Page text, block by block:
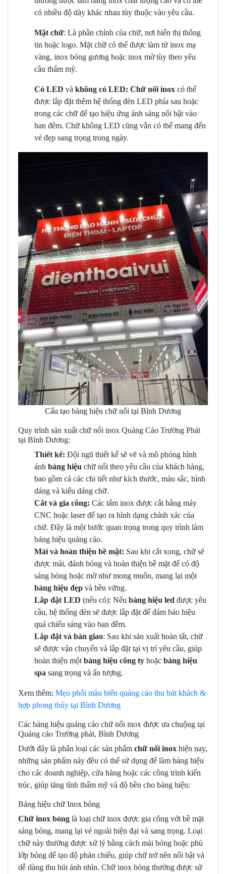
có nhiều độ dày khác nhau tùy thuộc vào yêu cầu.
Mặt chữ: Là phần chính của chữ, nơi hiển thị thông
tin hoặc logo. Mặt chữ có thể được làm từ inox mạ
vàng, inox bóng gương hoặc inox mờ tùy theo yêu
cầu thẩm mỹ.
Có LED và không có LED: Chữ nổi inox có thể
được lắp đặt thêm hệ thống đèn LED phía sau hoặc
trong các chữ để tạo hiệu ứng ánh sáng nổi bật vào
ban đêm. Chữ không LED cũng vẫn có thể mang đến
vẻ đẹp sang trọng trong ngày.
Cấu tạo bảng hiệu chữ nổi tại Bình Dương
Quy trình sản xuất chữ nổi inox Quảng Cáo Trường Phát
tại Bình Dương:
Thiết kế: Đội ngũ thiết kế sẽ vẽ và mô phỏng hình
ảnh bảng hiệu chữ nổi theo yêu cầu của khách hàng,
bao gồm cả các chi tiết như kích thước, màu sắc, hình
dáng và kiểu dáng chữ.
Cắt và gia công: Các tấm inox được cắt bằng máy
CNC hoặc laser để tạo ra hình dạng chính xác của
chữ. Đây là một bước quan trọng trong quy trình làm
bảng hiệu quảng cáo.
Mài và hoàn thiện bề mặt: Sau khi cắt xong, chữ sẽ
được mài, đánh bóng và hoàn thiện bề mặt để có độ
sáng bóng hoặc mờ như mong muốn, mang lại một
bảng hiệu đẹp và bền vững.
Lắp đặt LED (nếu có): Nếu bảng hiệu led được yêu
cầu, hệ thống đèn sẽ được lắp đặt để đảm bảo hiệu
quả chiếu sáng vào ban đêm.
Lắp đặt và bàn giao: Sau khi sản xuất hoàn tất, chữ
sẽ được vận chuyển và lắp đặt tại vị trí yêu cầu, giúp
hoàn thiện một bảng hiệu công ty hoặc bảng hiệu
spa sang trọng và ấn tượng.
Xem thêm: Mẹo phối màu biển quảng cáo thu hút khách &
hợp phong thủy tại Bình Dương
Các bảng hiệu quảng cáo chữ nổi inox được ưa chuộng tại
Quảng cáo Trường phát, Bình Dương
Dưới đây là phân loại các sản phẩm chữ nổi inox hiện nay,
những sản phẩm này đều có thể sử dụng để làm bảng hiệu
cho các doanh nghiệp, cửa hàng hoặc các công trình kiến
trúc, giúp tăng tính thẩm mỹ và độ bền cho bảng hiệu:
Bảng hiệu chữ Inox bóng
Chữ inox bóng là loại chữ inox được gia công với bề mặt
sáng bóng, mang lại vẻ ngoài hiện đại và sang trọng. Loại
chữ này thường được xử lý bằng cách mài bóng hoặc phủ
lớp bóng để tạo độ phản chiếu, giúp chữ trở nên nổi bật và
dễ dàng thu hút ánh nhìn. Chữ inox bóng thường được sử